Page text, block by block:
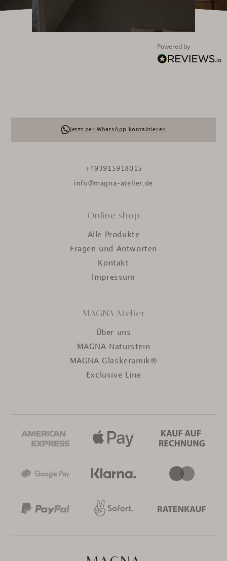
Powered by
Jetzt per WhatsApp kontaktieren
+493915918015
info@magna-atelier.de
Online shop
Alle Produkte
Fragen und Antworten
Kontakt
Impressum
MAGNA Atelier
Über uns
MAGNA Naturstein
MAGNA Glaskeramik®
Exclusive Line